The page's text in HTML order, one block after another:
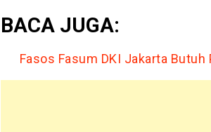
BACA JUGA:
Fasos Fasum DKI Jakarta Butuh